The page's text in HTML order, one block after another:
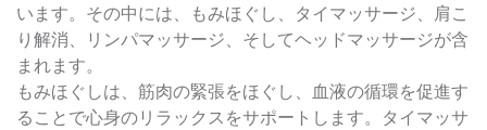
います。その中には、もみほぐし、タイマッサージ、肩こ
り解消、リンパマッサージ、そしてヘッドマッサージが含
まれます。
もみほぐしは、筋肉の緊張をほぐし、血液の循環を促進す
ることで心身のリラックスをサポートします。タイマッサ